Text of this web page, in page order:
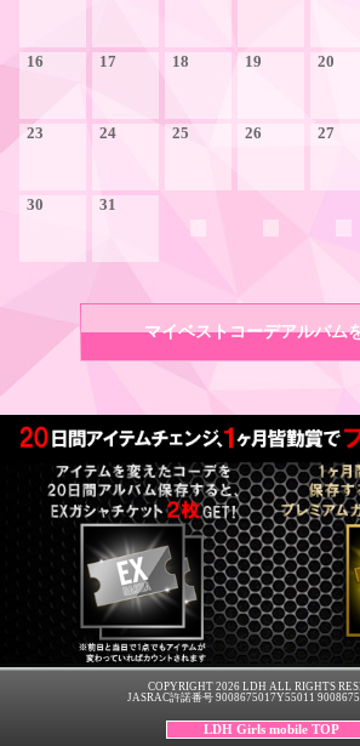
16 17 18 19 20
23 24 25 26 27
30 31
マイベストコーデアルバム
COPYRIGHT 2026 LDH ALL RIGHTS
JASRAC許諾番号 9008675017Y55011
LDH Girls mobile TOP